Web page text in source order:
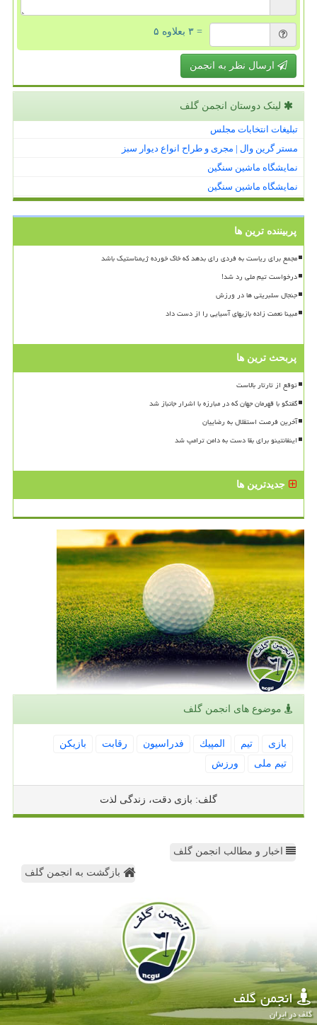
= ۳ بعلاوه ۵
ارسال نظر به انجمن
لینک دوستان انجمن گلف
تبلیغات انتخابات مجلس
مستر گرین وال | مجری و طراح انواع دیوار سبز
نمایشگاه ماشین سنگین
نمایشگاه ماشین سنگین
پربیننده ترین ها
مجمع برای ریاست به فردی رای بدهد که خاک خورده ژیمناستیک باشد
درخواست تیم ملی رد شد!
جنجال سلبریتی ها در ورزش
مبینا نعمت زاده بازیهای آسیایی را از دست داد
پربحث ترین ها
توقع از تارتار بالاست
گفتگو با قهرمان جهان که در مبارزه با اشرار جانباز شد
آخرین فرصت استقلال به رضاییان
اینفانتینو برای بقا دست به دامن ترامپ شد
جدیدترین ها
موضوع های انجمن گلف
بازی تیم المپیك فدراسیون رقابت
بازیكن
تیم ملی
ورزش
گلف: بازی دقت، زندگی لذت
اخبار و مطالب انجمن گلف
بازگشت به انجمن گلف
انجمن گلف
گلف در ایران